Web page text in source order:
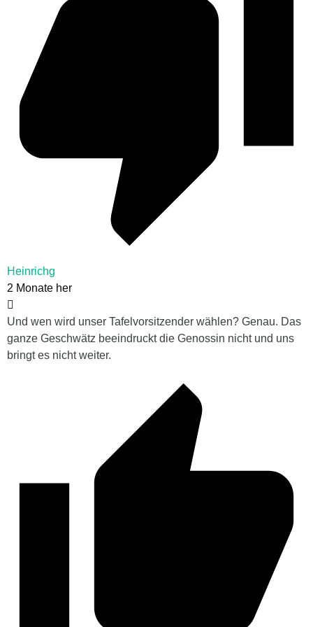
Heinrichg
2 Monate her
Und wen wird unser Tafelvorsitzender wählen? Genau. Das
ganze Geschwätz beeindruckt die Genossin nicht und uns
bringt es nicht weiter.